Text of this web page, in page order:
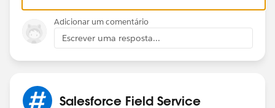
Adicionar um comentário
Escrever uma resposta...
Salesforce Field Service